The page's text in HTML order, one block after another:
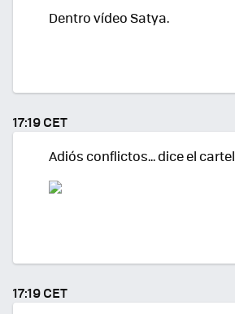
Dentro vídeo Satya.
17:19 CET
Adiós conflictos... dice el cartel
17:19 CET